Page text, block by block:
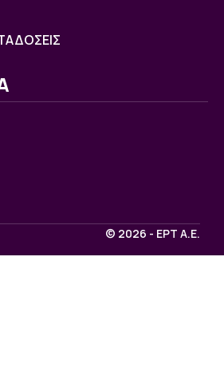
© 2026 - ΕΡΤ Α.Ε.